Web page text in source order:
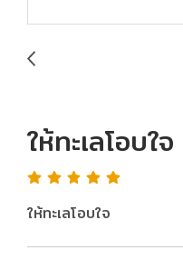
ให้ทะเลโอบใจ
ให้ทะเลโอบใจ